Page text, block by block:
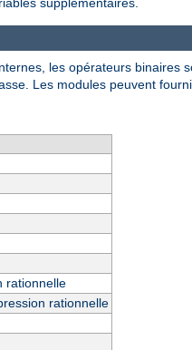
les opérateurs binaires
Les modules peuvent
rationnelle
rationnelle